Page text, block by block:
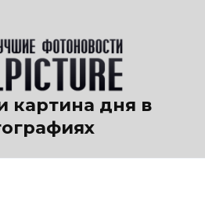
картина дня в